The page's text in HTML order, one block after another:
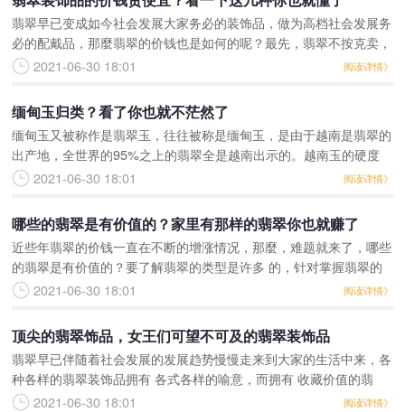
翡翠早已变成如今社会发展大家务必的装饰品，做为高档社会发展务
必的配戴品，那麼翡翠的价钱也是如何的呢？最先，翡翠不按克卖，
翡翠关键看翡翠的种怎么样，翡翠中除去翠绿色的一部分是底，称之
2021-06-30 18:01 阅读详情》
缅甸玉归类？看了你也就不茫然了
缅甸玉又被称作是翡翠玉，往往被称是缅甸玉，是由于越南是翡翠的
出产地，全世界的95%之上的翡翠全是越南出示的。越南玉的硬度
高、质感好、色调也很看，高品质的缅甸玉也是能非常好的升值，也
2021-06-30 18:01 阅读详情》
哪些的翡翠是有价值的？家里有那样的翡翠你也就赚了
近些年翡翠的价钱一直在不断的增涨情况，那麼，难题就来了，哪些
的翡翠是有价值的？要了解翡翠的类型是许多 的，针对掌握翡翠的
人都了解翡翠的价钱由于各层面的缘故，价钱也是不确定的。翡翠的
2021-06-30 18:01 阅读详情》
顶尖的翡翠饰品，女王们可望不可及的翡翠装饰品
翡翠早已伴随着社会发展的发展趋势慢慢走来到大家的生活中来，各
种各样的翡翠装饰品拥有 各式各样的喻意，而拥有 收藏价值的翡
翠，可能会是很多人可望不可及的物品了吧。2020年销售市场上出
2021-06-30 18:01 阅读详情》